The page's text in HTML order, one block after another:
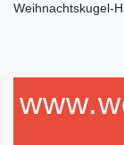
Weihnachtskugel-